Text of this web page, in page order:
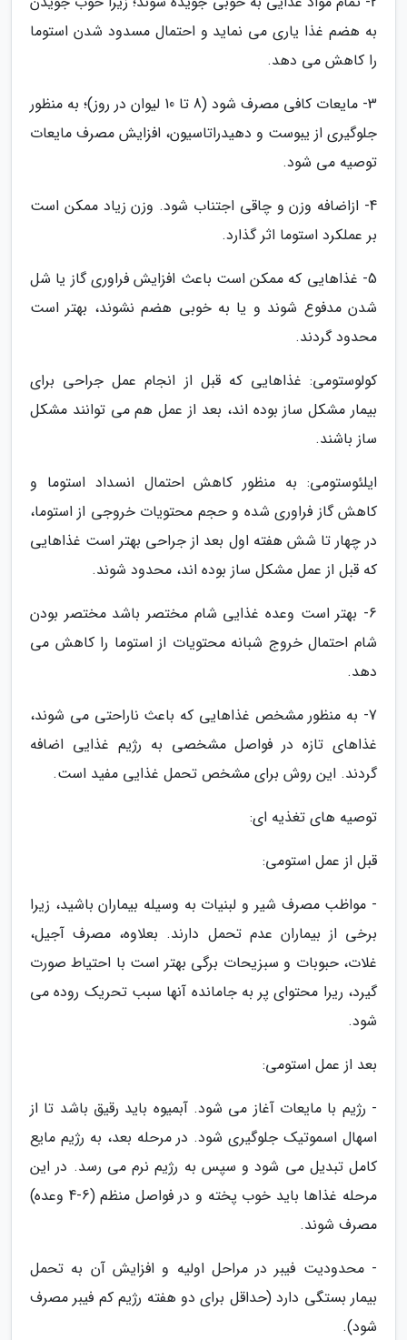
به هضم غذا یاری می نماید و احتمال مسدود شدن استوما
را کاهش می دهد.
3- مایعات کافی مصرف شود (8 تا 10 لیوان در روز)؛ به منظور
جلوگیری از یبوست و دهیدراتاسیون، افزایش مصرف مایعات
توصیه می شود.
4- ازاضافه وزن و چاقی اجتناب شود. وزن زیاد ممکن است
بر عملکرد استوما اثر گذارد.
5- غذاهایی که ممکن است باعث افزایش فراوری گاز یا شل
شدن مدفوع شوند و یا به خوبی هضم نشوند، بهتر است
محدود گردند.
کولوستومی: غذاهایی که قبل از انجام عمل جراحی برای
بیمار مشکل ساز بوده اند، بعد از عمل هم می توانند مشکل
ساز باشند.
ایلئوستومی: به منظور کاهش احتمال انسداد استوما و
کاهش گاز فراوری شده و حجم محتویات خروجی از استوما،
در چهار تا شش هفته اول بعد از جراحی بهتر است غذاهایی
که قبل از عمل مشکل ساز بوده اند، محدود شوند.
6- بهتر است وعده غذایی شام مختصر باشد مختصر بودن
شام احتمال خروج شبانه محتویات از استوما را کاهش می
دهد.
7- به منظور مشخص غذاهایی که باعث ناراحتی می شوند،
غذاهای تازه در فواصل مشخصی به رژیم غذایی اضافه
گردند. این روش برای مشخص تحمل غذایی مفید است.
توصیه های تغذیه ای:
قبل از عمل استومی:
- مواظب مصرف شیر و لبنیات به وسیله بیماران باشید، زیرا
برخی از بیماران عدم تحمل دارند. بعلاوه، مصرف آجیل،
غلات، حبوبات و سبزیحات برگی بهتر است با احتیاط صورت
گیرد، ریرا محتوای پر به جامانده آنها سبب تحریک روده می
شود.
بعد از عمل استومی:
- رژیم با مایعات آغاز می شود. آبمیوه باید رقیق باشد تا از
اسهال اسموتیک جلوگیری شود. در مرحله بعد، به رژیم مایع
کامل تبدیل می شود و سپس به رژیم نرم می رسد. در این
مرحله غذاها باید خوب پخته و در فواصل منظم (6-4 وعده)
مصرف شوند.
- محدودیت فیبر در مراحل اولیه و افزایش آن به تحمل
بیمار بستگی دارد (حداقل برای دو هفته رژیم کم فیبر مصرف
شود).